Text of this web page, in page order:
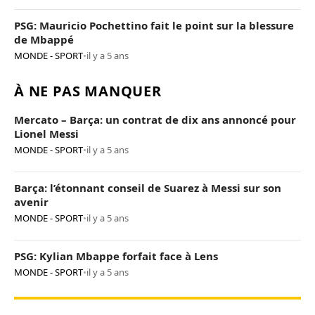
PSG: Mauricio Pochettino fait le point sur la blessure
de Mbappé
MONDE - SPORT•il y a 5 ans
À NE PAS MANQUER
Mercato – Barça: un contrat de dix ans annoncé pour
Lionel Messi
MONDE - SPORT•il y a 5 ans
Barça: l’étonnant conseil de Suarez à Messi sur son
avenir
MONDE - SPORT•il y a 5 ans
PSG: Kylian Mbappe forfait face à Lens
MONDE - SPORT•il y a 5 ans